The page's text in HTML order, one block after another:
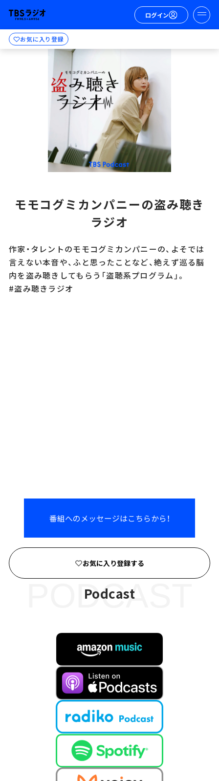
ログイン
お気に入り登録
モモコグミカンパニーの盗み聴き
ラジオ
作家・タレントのモモコグミカンパニーの、よそでは
言えない本音や、ふと思ったことなど、絶えず巡る脳
内を盗み聴きしてもらう「盗聴系プログラム」。
#盗み聴きラジオ
番組へのメッセージはこちらから！
お気に入り登録する
Podcast
PODCAST